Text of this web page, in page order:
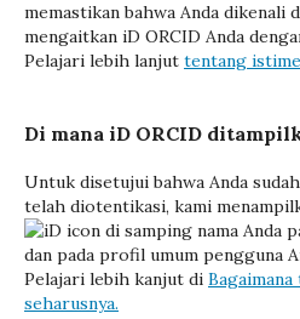
memastikan bahwa Anda dikenali
mengaitkan iD ORCID Anda
Pelajari lebih lanjut tentang
Di mana iD ORCID
Untuk disetujui bahwa Anda
telah diotentikasi, kami
di samping nama Anda
dan pada profil umum pengguna
Pelajari lebih kanjut di
seharusnya.